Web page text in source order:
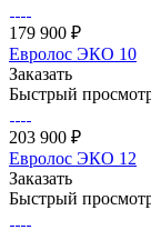
179 900 ₽
Евролос ЭКО 10
Заказать
Быстрый
203 900 ₽
Евролос ЭКО 12
Заказать
Быстрый